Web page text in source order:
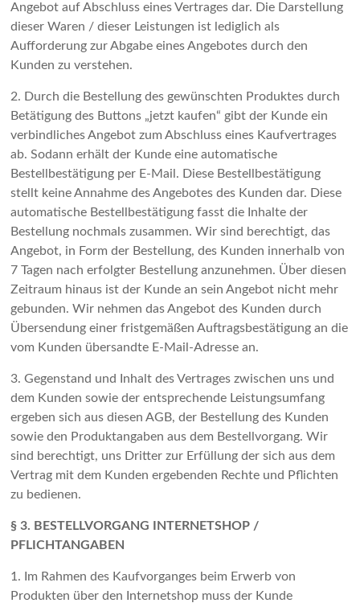
Angebot auf Abschluss eines Vertrages dar. Die Darstellung
dieser Waren / dieser Leistungen ist lediglich als
Aufforderung zur Abgabe eines Angebotes durch den
Kunden zu verstehen.
2. Durch die Bestellung des gewünschten Produktes durch
Betätigung des Buttons „jetzt kaufen“ gibt der Kunde ein
verbindliches Angebot zum Abschluss eines Kaufvertrages
ab. Sodann erhält der Kunde eine automatische
Bestellbestätigung per E-Mail. Diese Bestellbestätigung
stellt keine Annahme des Angebotes des Kunden dar. Diese
automatische Bestellbestätigung fasst die Inhalte der
Bestellung nochmals zusammen. Wir sind berechtigt, das
Angebot, in Form der Bestellung, des Kunden innerhalb von
7 Tagen nach erfolgter Bestellung anzunehmen. Über diesen
Zeitraum hinaus ist der Kunde an sein Angebot nicht mehr
gebunden. Wir nehmen das Angebot des Kunden durch
Übersendung einer fristgemäßen Auftragsbestätigung an die
vom Kunden übersandte E-Mail-Adresse an.
3. Gegenstand und Inhalt des Vertrages zwischen uns und
dem Kunden sowie der entsprechende Leistungsumfang
ergeben sich aus diesen AGB, der Bestellung des Kunden
sowie den Produktangaben aus dem Bestellvorgang. Wir
sind berechtigt, uns Dritter zur Erfüllung der sich aus dem
Vertrag mit dem Kunden ergebenden Rechte und Pflichten
zu bedienen.
§ 3. BESTELLVORGANG INTERNETSHOP /
PFLICHTANGABEN
1. Im Rahmen des Kaufvorganges beim Erwerb von
Produkten über den Internetshop muss der Kunde